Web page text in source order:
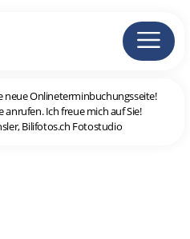
neue Onlineterminbuchungsseite!
Ich freue mich auf Sie!
Bilifotos.ch Fotostudio